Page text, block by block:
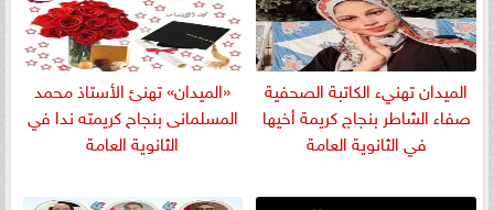
الميدان تهنيء الكاتبة الصحفية
صفاء الشاطر بنجاج كريمة أخيها
في الثانوية العامة
«الميدان» تهنئ الأستاذ محمد
المسلمانى بنجاح كريمته ندا في
الثانوية العامة